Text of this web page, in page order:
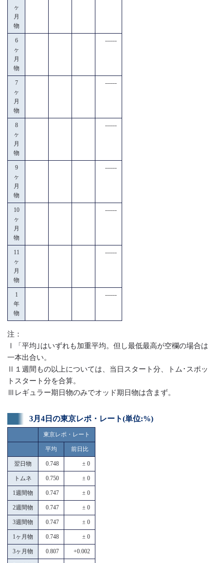
ヶ
月
物
6
ヶ
月
物
------
7
ヶ
月
物
------
8
ヶ
月
物
------
9
ヶ
月
物
------
10
ヶ
月
物
------
11
ヶ
月
物
------
1
年
物
------
注：
Ⅰ「平均｣はいずれも加重平均。但し最低最高が空欄の場合は
一本出合い。
Ⅱ１週間もの以上については、当日スタート分、トム･スポッ
トスタート分を合算。
Ⅲレギュラー期日物のみでオッド期日物は含まず。
3月4日の東京レポ・レート(単位:%)
東京レポ・レート
平均 前日比
翌日物 0.748 ± 0
トムネ 0.750 ± 0
1週間物 0.747 ± 0
2週間物 0.747 ± 0
3週間物 0.747 ± 0
1ヶ月物 0.748 ± 0
3ヶ月物 0.807 +0.002